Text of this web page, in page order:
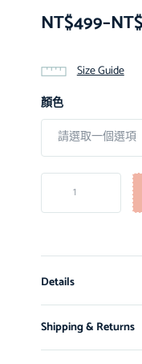
NT$499–NT$
Size Guide
顏色
Details
Shipping & Returns